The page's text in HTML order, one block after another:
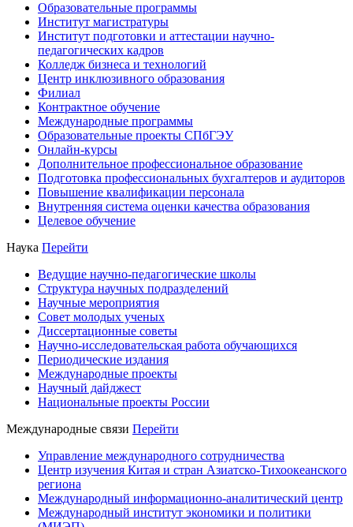
Образовательные программы
Институт магистратуры
Институт подготовки и аттестации научно-
педагогических кадров
Колледж бизнеса и технологий
Центр инклюзивного образования
Филиал
Контрактное обучение
Международные программы
Образовательные проекты СПбГЭУ
Онлайн-курсы
Дополнительное профессиональное образование
Подготовка профессиональных бухгалтеров и аудиторов
Повышение квалификации персонала
Внутренняя система оценки качества образования
Целевое обучение
Наука Перейти
Ведущие научно-педагогические школы
Структура научных подразделений
Научные мероприятия
Совет молодых ученых
Диссертационные советы
Научно-исследовательская работа обучающихся
Периодические издания
Международные проекты
Научный дайджест
Национальные проекты России
Международные связи Перейти
Управление международного сотрудничества
Центр изучения Китая и стран Азиатско-Тихоокеанского
региона
Международный информационно-аналитический центр
Международный институт экономики и политики